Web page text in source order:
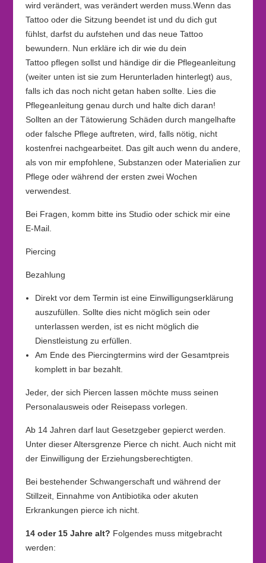
wird verändert, was verändert werden muss.Wenn das
Tattoo oder die Sitzung beendet ist und du dich gut
fühlst, darfst du aufstehen und das neue Tattoo
bewundern. Nun erkläre ich dir wie du dein
Tattoo pflegen sollst und händige dir die Pflegeanleitung
(weiter unten ist sie zum Herunterladen hinterlegt) aus,
falls ich das noch nicht getan haben sollte. Lies die
Pflegeanleitung genau durch und halte dich daran!
Sollten an der Tätowierung Schäden durch mangelhafte
oder falsche Pflege auftreten, wird, falls nötig, nicht
kostenfrei nachgearbeitet. Das gilt auch wenn du andere,
als von mir empfohlene, Substanzen oder Materialien zur
Pflege oder während der ersten zwei Wochen
verwendest.
Bei Fragen, komm bitte ins Studio oder schick mir eine
E-Mail.
Piercing
Bezahlung
Direkt vor dem Termin ist eine Einwilligungserklärung
auszufüllen. Sollte dies nicht möglich sein oder
unterlassen werden, ist es nicht möglich die
Dienstleistung zu erfüllen.
Am Ende des Piercingtermins wird der Gesamtpreis
komplett in bar bezahlt.
Jeder, der sich Piercen lassen möchte muss seinen
Personalausweis oder Reisepass vorlegen.
Ab 14 Jahren darf laut Gesetzgeber gepierct werden.
Unter dieser Altersgrenze Pierce ch nicht. Auch nicht mit
der Einwilligung der Erziehungsberechtigten.
Bei bestehender Schwangerschaft und während der
Stillzeit, Einnahme von Antibiotika oder akuten
Erkrankungen pierce ich nicht.
14 oder 15 Jahre alt? Folgendes muss mitgebracht
werden: